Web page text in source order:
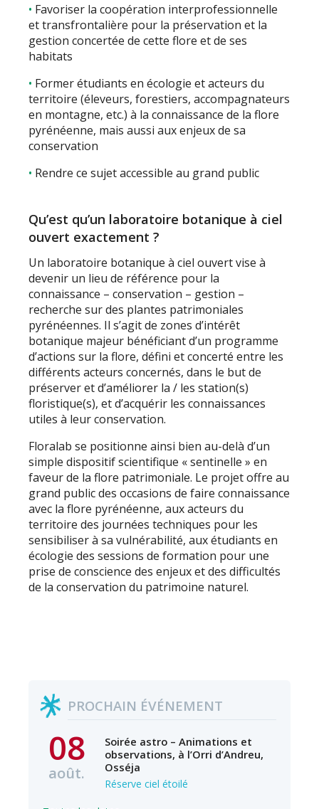
Favoriser la coopération interprofessionnelle
et transfrontalière pour la préservation et la
gestion concertée de cette flore et de ses
habitats
Former étudiants en écologie et acteurs du
territoire (éleveurs, forestiers, accompagnateurs
en montagne, etc.) à la connaissance de la flore
pyrénéenne, mais aussi aux enjeux de sa
conservation
Rendre ce sujet accessible au grand public
Qu’est qu’un laboratoire botanique à ciel
ouvert exactement ?
Un laboratoire botanique à ciel ouvert vise à
devenir un lieu de référence pour la
connaissance – conservation – gestion –
recherche sur des plantes patrimoniales
pyrénéennes. Il s’agit de zones d’intérêt
botanique majeur bénéficiant d’un programme
d’actions sur la flore, défini et concerté entre les
différents acteurs concernés, dans le but de
préserver et d’améliorer la / les station(s)
floristique(s), et d’acquérir les connaissances
utiles à leur conservation.
Floralab se positionne ainsi bien au-delà d’un
simple dispositif scientifique « sentinelle » en
faveur de la flore patrimoniale. Le projet offre au
grand public des occasions de faire connaissance
avec la flore pyrénéenne, aux acteurs du
territoire des journées techniques pour les
sensibiliser à sa vulnérabilité, aux étudiants en
écologie des sessions de formation pour une
prise de conscience des enjeux et des difficultés
de la conservation du patrimoine naturel.
PROCHAIN ÉVÉNEMENT
08
août.
Soirée astro – Animations et
observations, à l’Orri d’Andreu,
Osséja
Réserve ciel étoilé